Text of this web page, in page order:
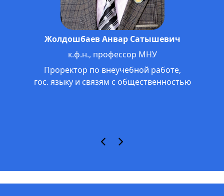
Жолдошбаев Анвар Сатышевич
к.ф.н., профессор МНУ
Проректор по внеучебной работе,
гос. языку и связям с общественностью